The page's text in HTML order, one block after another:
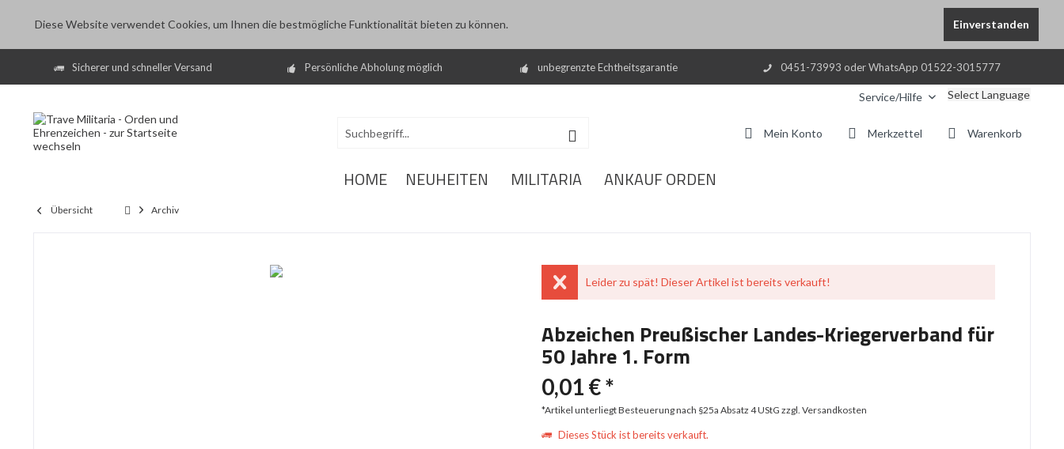
Diese Website verwendet Cookies, um Ihnen die bestmögliche Funktionalität bieten zu können. Einverstanden
Sicherer und schneller Versand Persönliche Abholung möglich unbegrenzte Echtheitsgarantie 0451-73993 oder WhatsApp 01522-3015777
Service/Hilfe Select Language
Warenkorb
Merkzettel
Mein Konto
HOME NEUHEITEN MILITARIA ANKAUF ORDEN
Übersicht Archiv
Leider zu spät! Dieser Artikel ist bereits verkauft!
Abzeichen Preußischer Landes-Kriegerverband für
50 Jahre 1. Form
0,01 € *
*Artikel unterliegt Besteuerung nach §25a Absatz 4 UStGzzgl. Versandkosten
Dieses Stück ist bereits verkauft.